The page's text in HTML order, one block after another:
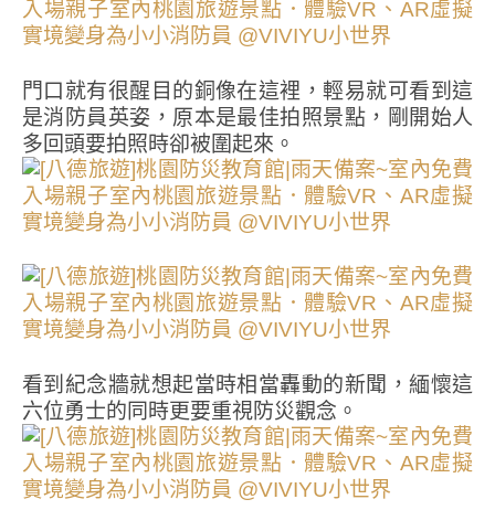
門口就有很醒目的銅像在這裡，輕易就可看到這
是消防員英姿，原本是最佳拍照景點，剛開始人
多回頭要拍照時卻被圍起來。
看到紀念牆就想起當時相當轟動的新聞，緬懷這
六位勇士的同時更要重視防災觀念。